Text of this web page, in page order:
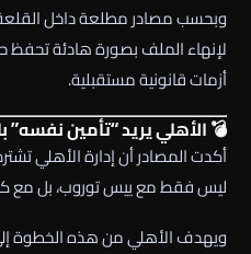
وبحسب مصادر مطلعة داخل القلعة
لإنهاء الملف بصورة هادئة
أزمات قانونية مستقبلية.
💣 الأهلي يريد “تأمين نفسه”
أكدت المصادر أن إدارة الأهلي
ليس فقط معييس توروب، بل مع
ويهدف الأهلي من هذه الخطوة